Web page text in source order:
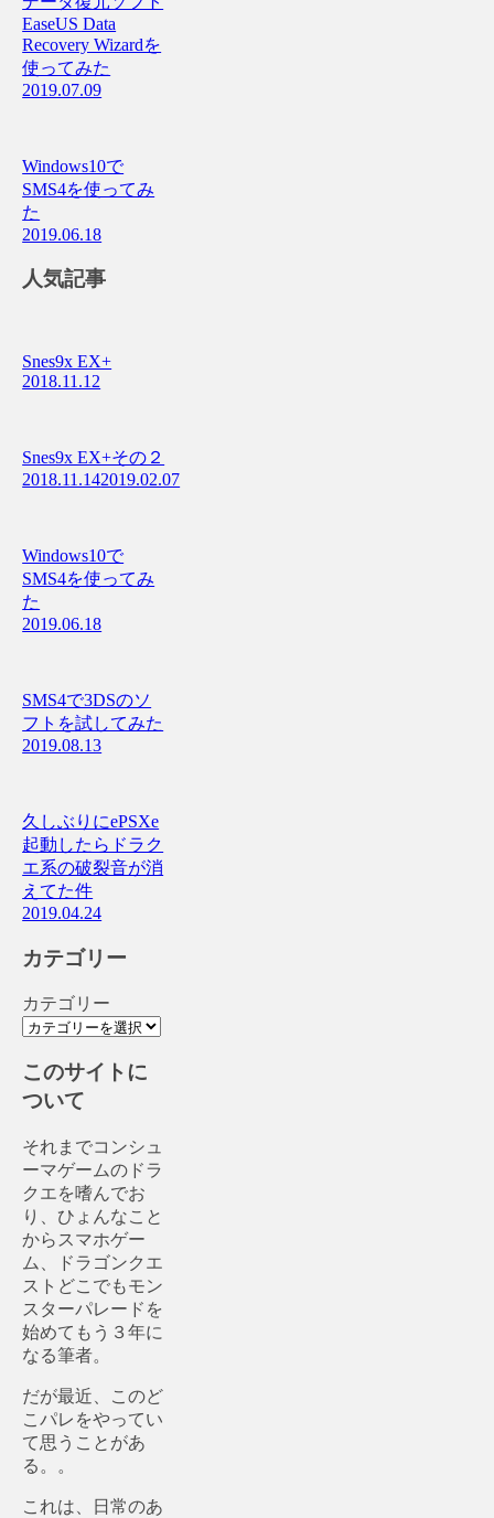
EaseUS Data
Recovery Wizardを
使ってみた
2019.07.09
Windows10で
SMS4を使ってみ
た
2019.06.18
人気記事
Snes9x EX+
2018.11.12
Snes9x EX+その２
2018.11.142019.02.07
Windows10で
SMS4を使ってみ
た
2019.06.18
SMS4で3DSのソ
フトを試してみた
2019.08.13
久しぶりにePSXe
起動したらドラク
エ系の破裂音が消
えてた件
2019.04.24
カテゴリー
カテゴリー
このサイトに
ついて
それまでコンシュ
ーマゲームのドラ
クエを嗜んでお
り、ひょんなこと
からスマホゲー
ム、ドラゴンクエ
ストどこでもモン
スターパレードを
始めてもう３年に
なる筆者。
だが最近、このど
こパレをやってい
て思うことがあ
る。。
これは、日常のあ